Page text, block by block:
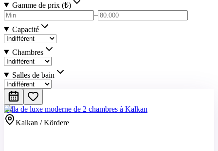
Gamme de prix (₺)
–
Capacité
Chambres
Salles de bain
Villa de luxe moderne de 2 chambres à Kalkan
Kalkan / Kördere